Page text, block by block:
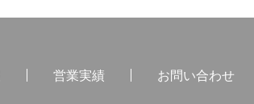
営業実績 お問い合わせ